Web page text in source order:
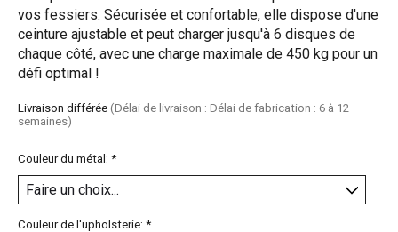
vos fessiers. Sécurisée et confortable, elle dispose d'une
ceinture ajustable et peut charger jusqu'à 6 disques de
chaque côté, avec une charge maximale de 450 kg pour un
défi optimal !
Livraison différée (Délai de livraison : Délai de fabrication : 6 à 12
semaines)
Couleur du métal: *
Couleur de l'upholsterie: *